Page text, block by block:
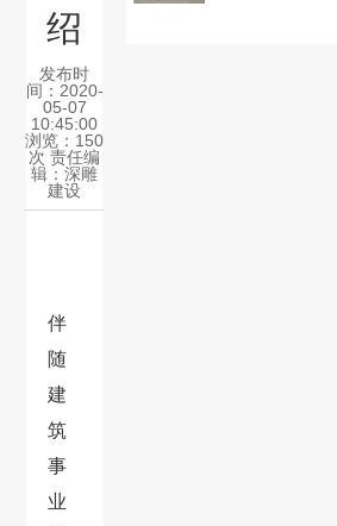
绍
发布时
间：2020-
05-07
10:45:00
浏览：150
次 责任编
辑： 深雕
建设
伴
随
建
筑
事
业